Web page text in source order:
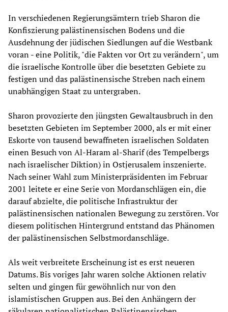
In verschiedenen Regierungsämtern trieb Sharon die
Konfiszierung palästinensischen Bodens und die
Ausdehnung der jüdischen Siedlungen auf die Westbank
voran - eine Politik, "die Fakten vor Ort zu verändern", um
die israelische Kontrolle über die besetzten Gebiete zu
festigen und das palästinensische Streben nach einem
unabhängigen Staat zu untergraben.
Sharon provozierte den jüngsten Gewaltausbruch in den
besetzten Gebieten im September 2000, als er mit einer
Eskorte von tausend bewaffneten israelischen Soldaten
einen Besuch von Al-Haram al-Sharif (des Tempelbergs
nach israelischer Diktion) in Ostjerusalem inszenierte.
Nach seiner Wahl zum Ministerpräsidenten im Februar
2001 leitete er eine Serie von Mordanschlägen ein, die
darauf abzielte, die politische Infrastruktur der
palästinensischen nationalen Bewegung zu zerstören. Vor
diesem politischen Hintergrund entstand das Phänomen
der palästinensischen Selbstmordanschläge.
Als weit verbreitete Erscheinung ist es erst neueren
Datums. Bis voriges Jahr waren solche Aktionen relativ
selten und gingen für gewöhnlich nur von den
islamistischen Gruppen aus. Bei den Anhängern der